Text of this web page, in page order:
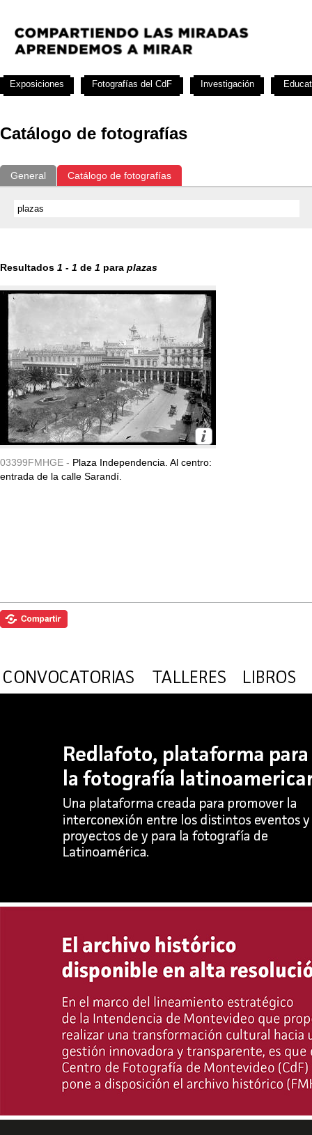
Catálogo de fotografías
General Catálogo de fotografías
Resultados 1 - 1 de 1 para plazas
03399FMHGE - Plaza Independencia. Al centro:
entrada de la calle Sarandí.
Exposiciones Fotografías del CdF Investigación